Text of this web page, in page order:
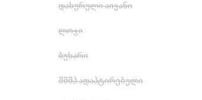
დახურული აივანი
ლოჯი
ბუხარი
შშმპ ადაპტირებული